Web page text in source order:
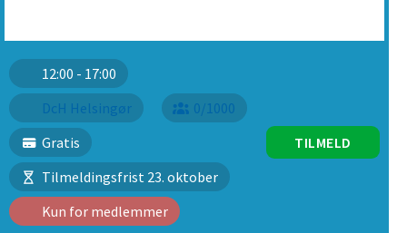
12:00 - 17:00
DcH Helsingør
0/1000
Gratis
Tilmeldingsfrist 23. oktober
Kun for medlemmer
TILMELD